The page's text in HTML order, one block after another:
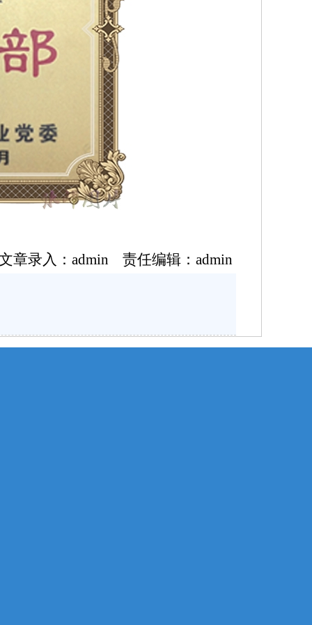
章录入：admin 责任编辑：admin